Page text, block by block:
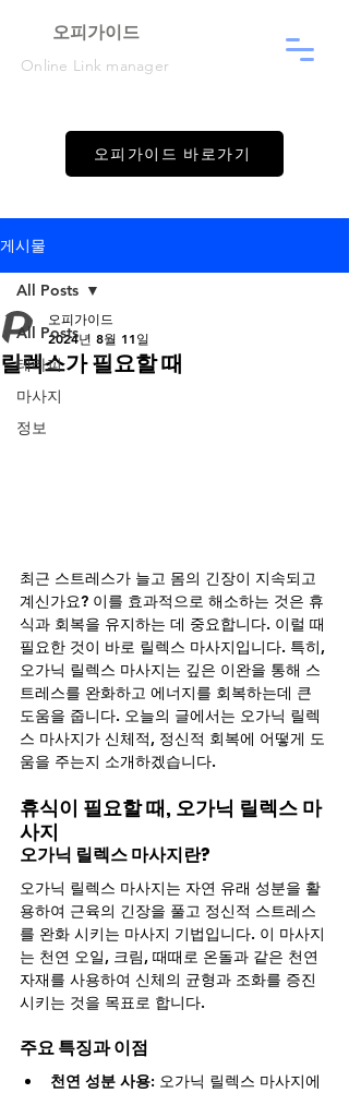
​오피가이드
Online Link manager
오피가이드 바로가기
게시물
All Posts
테라피
마사지
정보
All Posts
릴렉스가 필요할 때
오피가이드
2024년 8월 11일
최근 스트레스가 늘고 몸의 긴장이 지속되고
계신가요? 이를 효과적으로 해소하는 것은 휴
식과 회복을 유지하는 데 중요합니다. 이럴 때
필요한 것이 바로 릴렉스 마사지입니다. 특히,
오가닉 릴렉스 마사지는 깊은 이완을 통해 스
트레스를 완화하고 에너지를 회복하는데 큰
도움을 줍니다. 오늘의 글에서는 오가닉 릴렉
스 마사지가 신체적, 정신적 회복에 어떻게 도
움을 주는지 소개하겠습니다.
휴식이 필요할 때, 오가닉 릴렉스 마
사지
오가닉 릴렉스 마사지란?
오가닉 릴렉스 마사지는 자연 유래 성분을 활
용하여 근육의 긴장을 풀고 정신적 스트레스
를 완화 시키는 마사지 기법입니다. 이 마사지
는 천연 오일, 크림, 때때로 온돌과 같은 천연
자재를 사용하여 신체의 균형과 조화를 증진
시키는 것을 목표로 합니다.
주요 특징과 이점
천연 성분 사용: 오가닉 릴렉스 마사지에